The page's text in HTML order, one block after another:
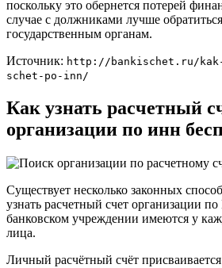
Заключение
Для уточнения информации касаемо
практикуются законные и нелегальные
продажа выписок. Не стоит прибегать
случае с должниками лучше
государственным органам.
schet-po-inn/
Как узнать расчетный
организации по инн